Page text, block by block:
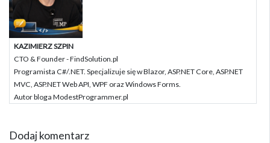
KAZIMIERZ SZPIN
CTO & Founder - FindSolution.pl
Programista C#/.NET. Specjalizuje się w Blazor, ASP.NET Core, ASP.NET
MVC, ASP.NET Web API, WPF oraz Windows Forms.
Autor bloga ModestProgrammer.pl
Dodaj komentarz